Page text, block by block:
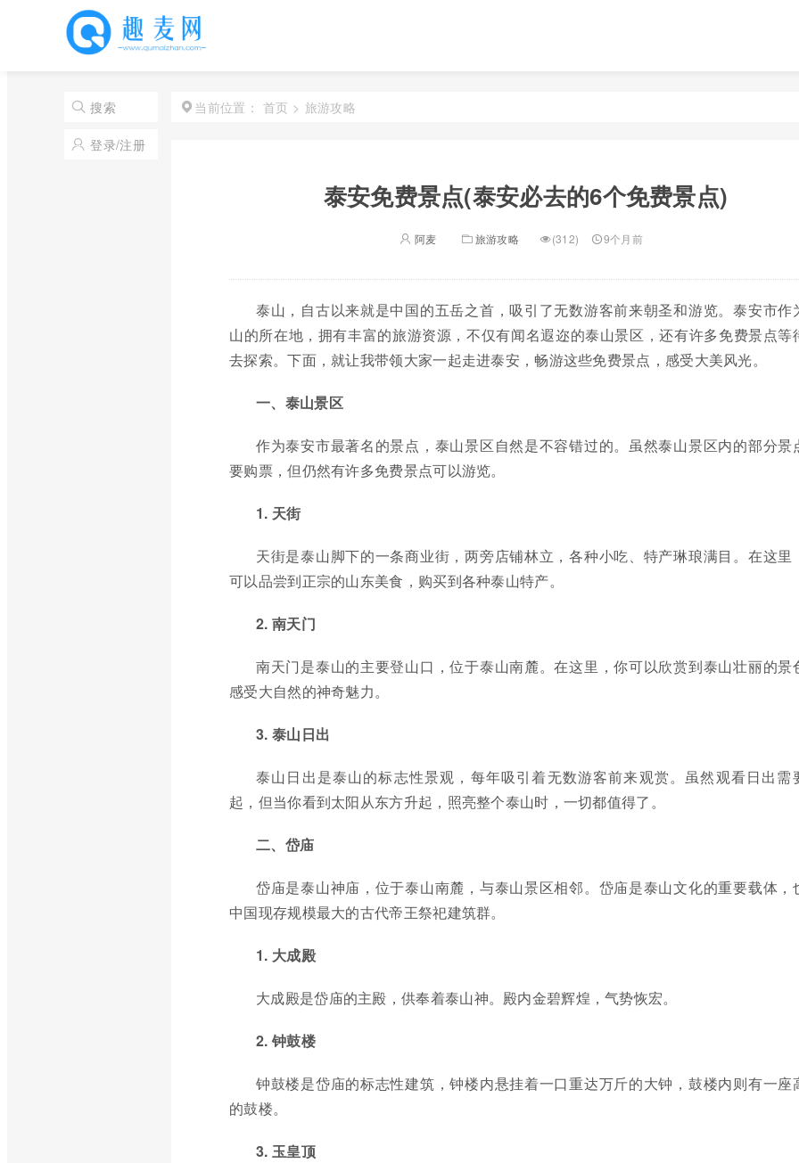
搜索
登录/注册
当前位置： 首页 > 旅游攻略
泰安免费景点(泰安必去的6个免费景点)
阿麦 旅游攻略 (312) 9个月前
泰山，自古以来就是中国的五岳之首，吸引了无数游客前来朝圣和游览。泰安市作
山的所在地，拥有丰富的旅游资源，不仅有闻名遐迩的泰山景区，还有许多免费景点等
去探索。下面，就让我带领大家一起走进泰安，畅游这些免费景点，感受大美风光。
一、泰山景区
作为泰安市最著名的景点，泰山景区自然是不容错过的。虽然泰山景区内的部分景
要购票，但仍然有许多免费景点可以游览。
1. 天街
天街是泰山脚下的一条商业街，两旁店铺林立，各种小吃、特产琳琅满目。在这里
可以品尝到正宗的山东美食，购买到各种泰山特产。
2. 南天门
南天门是泰山的主要登山口，位于泰山南麓。在这里，你可以欣赏到泰山壮丽的景
感受大自然的神奇魅力。
3. 泰山日出
泰山日出是泰山的标志性景观，每年吸引着无数游客前来观赏。虽然观看日出需
起，但当你看到太阳从东方升起，照亮整个泰山时，一切都值得了。
二、岱庙
岱庙是泰山神庙，位于泰山南麓，与泰山景区相邻。岱庙是泰山文化的重要载体，
中国现存规模最大的古代帝王祭祀建筑群。
1. 大成殿
大成殿是岱庙的主殿，供奉着泰山神。殿内金碧辉煌，气势恢宏。
2. 钟鼓楼
钟鼓楼是岱庙的标志性建筑，钟楼内悬挂着一口重达万斤的大钟，鼓楼内则有一座
的鼓楼。
3. 玉皇顶